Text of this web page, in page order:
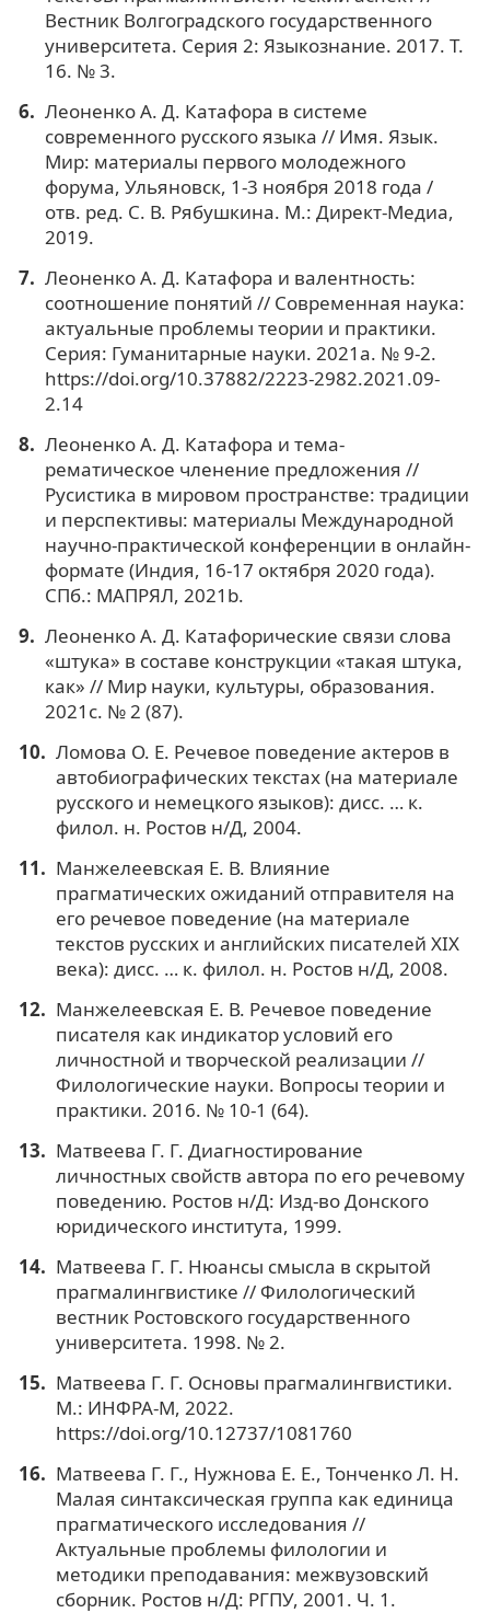
Вестник Волгоградского государственного
университета. Серия 2: Языкознание. 2017. Т.
16. № 3.
Леоненко А. Д. Катафора в системе
современного русского языка // Имя. Язык.
Мир: материалы первого молодежного
форума, Ульяновск, 1-3 ноября 2018 года /
отв. ред. С. В. Рябушкина. М.: Директ-Медиа,
2019.
Леоненко А. Д. Катафора и валентность:
соотношение понятий // Современная наука:
актуальные проблемы теории и практики.
Серия: Гуманитарные науки. 2021а. № 9-2.
https://doi.org/10.37882/2223-2982.2021.09-
2.14
Леоненко А. Д. Катафора и тема-
рематическое членение предложения //
Русистика в мировом пространстве: традиции
и перспективы: материалы Международной
научно-практической конференции в онлайн-
формате (Индия, 16-17 октября 2020 года).
СПб.: МАПРЯЛ, 2021b.
Леоненко А. Д. Катафорические связи слова
«штука» в составе конструкции «такая штука,
как» // Мир науки, культуры, образования.
2021c. № 2 (87).
Ломова О. Е. Речевое поведение актеров в
автобиографических текстах (на материале
русского и немецкого языков): дисс. … к.
филол. н. Ростов н/Д, 2004.
Манжелеевская Е. В. Влияние
прагматических ожиданий отправителя на
его речевое поведение (на материале
текстов русских и английских писателей ХIХ
века): дисс. … к. филол. н. Ростов н/Д, 2008.
Манжелеевская Е. В. Речевое поведение
писателя как индикатор условий его
личностной и творческой реализации //
Филологические науки. Вопросы теории и
практики. 2016. № 10-1 (64).
Матвеева Г. Г. Диагностирование
личностных свойств автора по его речевому
поведению. Ростов н/Д: Изд-во Донского
юридического института, 1999.
Матвеева Г. Г. Нюансы смысла в скрытой
прагмалингвистике // Филологический
вестник Ростовского государственного
университета. 1998. № 2.
Матвеева Г. Г. Основы прагмалингвистики.
М.: ИНФРА-М, 2022.
https://doi.org/10.12737/1081760
Матвеева Г. Г., Нужнова Е. Е., Тонченко Л. Н.
Малая синтаксическая группа как единица
прагматического исследования //
Актуальные проблемы филологии и
методики преподавания: межвузовский
сборник. Ростов н/Д: РГПУ, 2001. Ч. 1.